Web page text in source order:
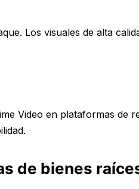
Los visuales de alta
Video en plataformas de
de bienes